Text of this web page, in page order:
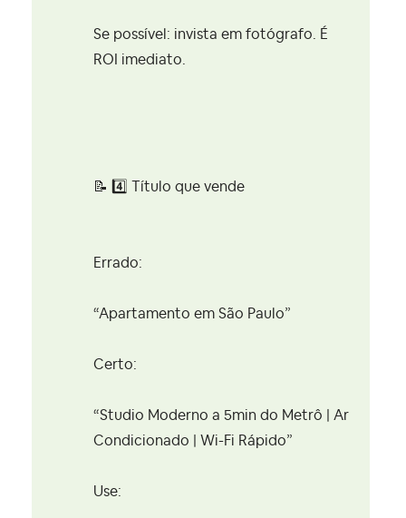
Se possível: invista em fotógrafo. É
ROI imediato.
📝 4️⃣ Título que vende
Errado:
“Apartamento em São Paulo”
Certo:
“Studio Moderno a 5min do Metrô | Ar
Condicionado | Wi-Fi Rápido”
Use: